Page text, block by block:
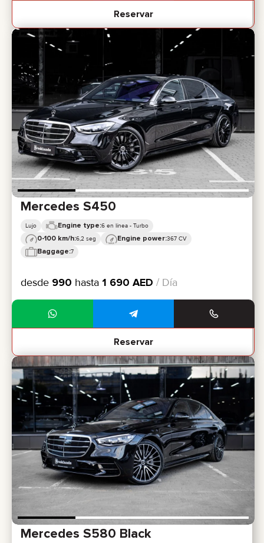
Reservar
Mercedes S450
Lujo Engine type:6 en línea - Turbo
0-100 km/h:6,2 seg Engine power:367 CV
Baggage:7
desde 990 hasta 1 690 AED / Día
Reservar
Mercedes S580 Black